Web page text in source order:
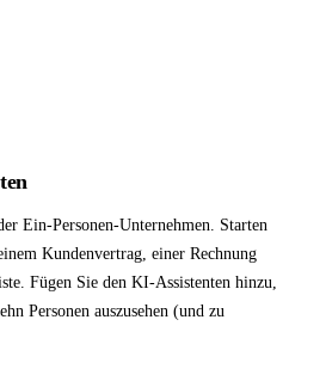
Ein-Personen-Unternehmen. Starten
Kundenvertrag, einer Rechnung
Fügen Sie den KI-Assistenten hinzu,
Personen auszusehen (und zu